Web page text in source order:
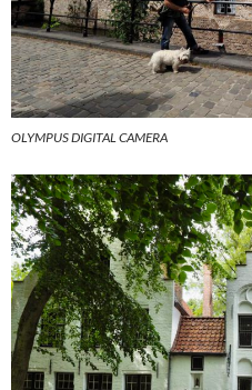
OLYMPUS DIGITAL CAMERA